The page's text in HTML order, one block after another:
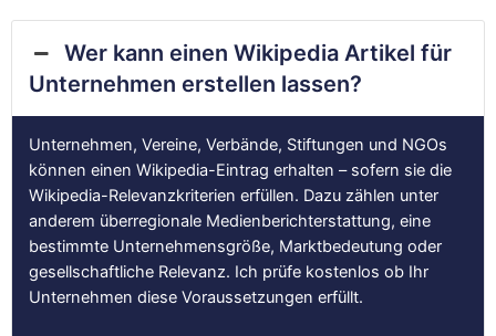
Wer kann einen Wikipedia Artikel für
Unternehmen erstellen lassen?
Unternehmen, Vereine, Verbände, Stiftungen und NGOs
können einen Wikipedia-Eintrag erhalten – sofern sie die
Wikipedia-Relevanzkriterien erfüllen. Dazu zählen unter
anderem überregionale Medienberichterstattung, eine
bestimmte Unternehmensgröße, Marktbedeutung oder
gesellschaftliche Relevanz. Ich prüfe kostenlos ob Ihr
Unternehmen diese Voraussetzungen erfüllt.